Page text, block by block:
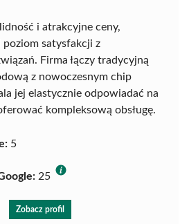
i atrakcyjne ceny,
satysfakcji z
Firma łączy tradycyjną
z nowoczesnym chip
jej elastycznie odpowiadać na
kompleksową obsługę.
5
25
Zobacz profil